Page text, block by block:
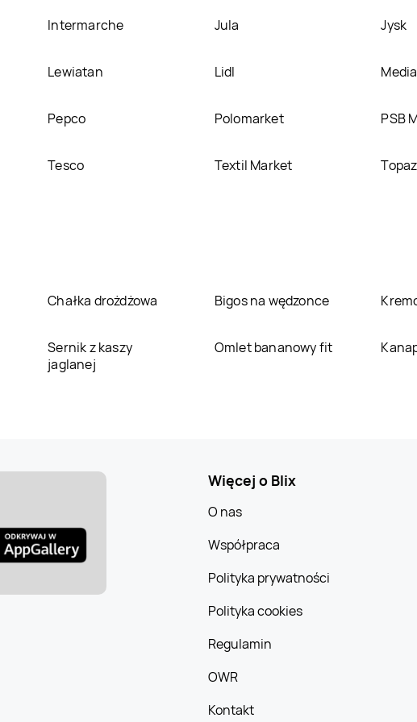
Intermarche Jula Jysk
Lewiatan Lidl
Pepco Polomarket PSB
Tesco Textil Market Topaz
Chałka drożdżowa Bigos na wędzonce
Sernik z kaszy
jaglanej
Omlet bananowy fit
Więcej o Blix
O nas
Współpraca
Polityka prywatności
Polityka cookies
Regulamin
OWR
Kontakt